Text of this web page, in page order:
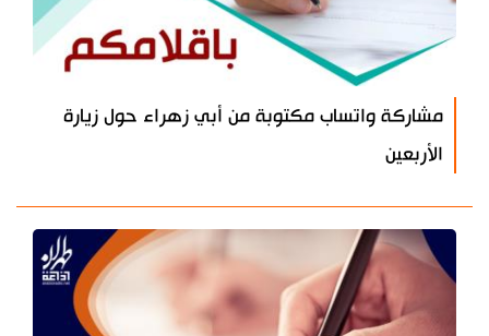
مشاركة واتساب مكتوبة من أبي زهراء حول زيارة
الأربعين